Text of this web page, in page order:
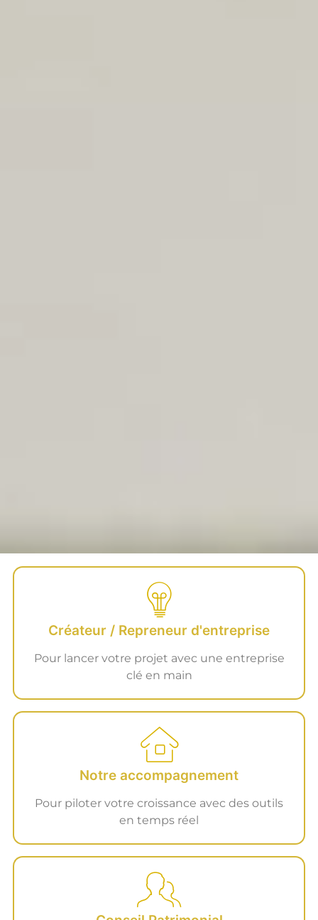
Créateur / Repreneur d'entreprise
Pour lancer votre projet avec une entreprise
clé en main
Notre accompagnement
Pour piloter votre croissance avec des outils
en temps réel